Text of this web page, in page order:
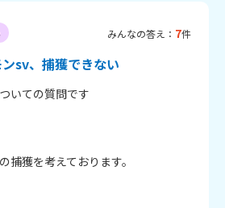
みんなの答え： 7件
sv、捕獲できない
いての質問です
捕獲を考えております。